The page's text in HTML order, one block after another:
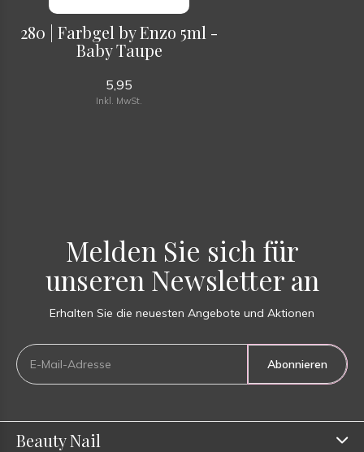
280 | Farbgel by Enzo 5ml -
Baby Taupe
5,95
Inkl. MwSt.
Melden Sie sich für
unseren Newsletter an
Erhalten Sie die neuesten Angebote und Aktionen
Abonnieren
Beauty Nail